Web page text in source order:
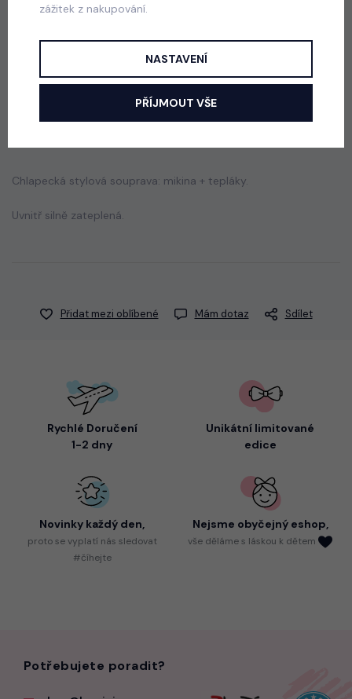
Army streetwear komplet
Popis Jak vybrat správnou velikost?
Chlapecká stylová souprava: mikina + tepláky.
Uvnitř silně zateplená.
Přidat mezi oblíbené Mám dotaz Sdílet
Rychlé Doručení
1-2 dny
Unikátní limitované
edice
Novinky každý den,
protose vyplatí nás sledovat
#číhejte
Nejsme obyčejný eshop,
vše děláme s láskou k dětem
Potřebujete poradit?
zážitek z nakupování.
NASTAVENÍ
PŘÍJMOUT VŠE